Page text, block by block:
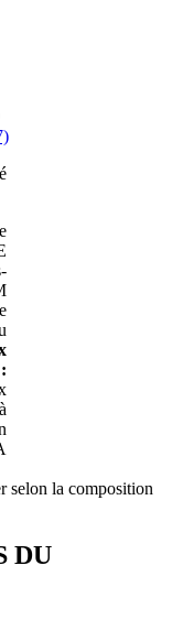
selon la composition
DU